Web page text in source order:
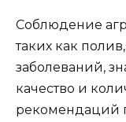
Соблюдение
таких как
заболеваний,
качество и
рекомендаций